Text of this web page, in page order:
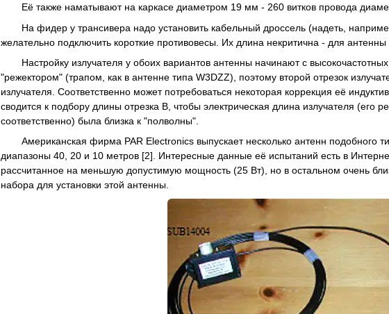
Её также наматывают на каркасе диаметром 19 мм - 260 витков провода
На фидер у трансивера надо установить кабельный дроссель (надеть,
желательно подключить короткие противовесы. Их длина некритична - для
Настройку излучателя у обоих вариантов антенны начинают с
"режектором" (трапом, как в антенне типа W3DZZ), поэтому второй отрезок
излучателя. Соответственно может потребоваться некоторая коррекция её
сводится к подбору длины отрезка В, чтобы электрическая длина излучателя (его
соответственно) была близка к "полволны".
Американская фирма PAR Electronics выпускает несколько антенн подобного
диапазоны 40, 20 и 10 метров [2]. Интересные данные её испытаний есть в
рассчитанное на меньшую допустимую мощность (25 Вт), но в остальном очень
набора для установки этой антенны.